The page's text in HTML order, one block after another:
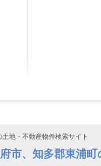
土地・不動産物件検索サイト
市、知多郡東浦